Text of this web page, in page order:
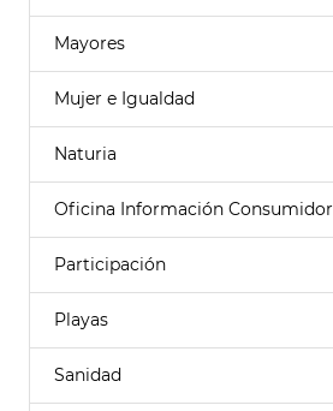
Mayores
Mujer e Igualdad
Naturia
Oficina Información Consumidor
Participación
Playas
Sanidad